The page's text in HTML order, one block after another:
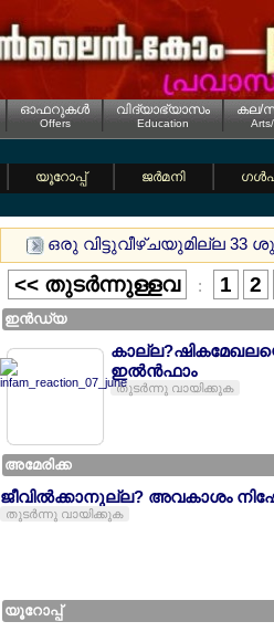
ഓഫറുകള്‍
Offers
വിദ്യാഭ്യാസം
Education
കല/
യൂറോപ്പ് ജര്‍മനി
ഒരു വിട്ടുവീഴ്ചയുമില്ല
<< തുടര്‍ന്നുള്ളവ : 1 2
ഇന്‍ഡ്യ
ഇല്‍ന്‍ഫാം
തുടര്‍ന്നു വായിക്കുക
അമേരിക്ക
ജീവില്‍ക്കാനുല്ല? അവകാശം
തുടര്‍ന്നു വായിക്കുക
യൂറോപ്പ്